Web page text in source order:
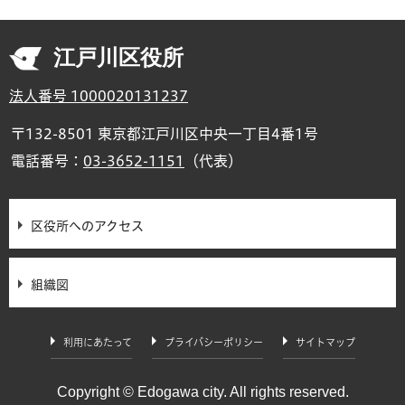
江戸川区役所
法人番号 1000020131237
〒132-8501 東京都江戸川区中央一丁目4番1号
電話番号： 03-3652-1151 （代表）
区役所へのアクセス
組織図
利用にあたって プライバシーポリシー サイトマップ
Copyright © Edogawa city. All rights reserved.